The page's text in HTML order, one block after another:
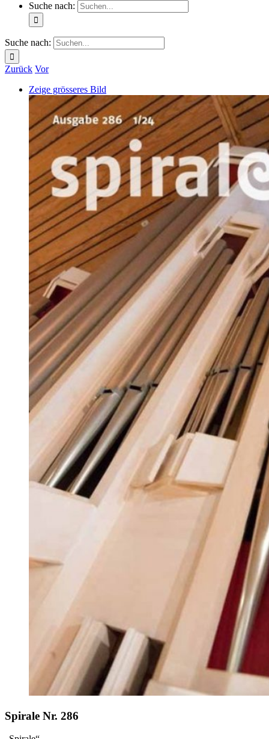
Suche nach:
Suche nach:
Zurück Vor
Zeige grösseres Bild
Spirale Nr. 286